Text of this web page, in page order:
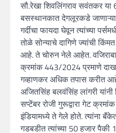
सौ.रेखा शिवलिंगराव सवंतकर या
बसस्थानकात देगलूरकडे
गर्दीचा फायदा घेवून त्यांच्या
तोळे सोन्याचे दागिणे ज्यांची
आहे. ते चोरुन नेले आहेत.
क्रमांक 443/2024 प्रमाणे
गव्हाणकर अधिक तपास करीत
अजितसिंह बलवंसिंह लांगरी यांनी
सप्टेंबर रोजी गुरूद्वारा गेट
इंडियामध्ये ते गेले होते. त्यांना
गडबडीत त्यांच्या 50 हजार पैकी